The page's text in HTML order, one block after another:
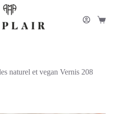
Panier
naturel et vegan Vernis 208